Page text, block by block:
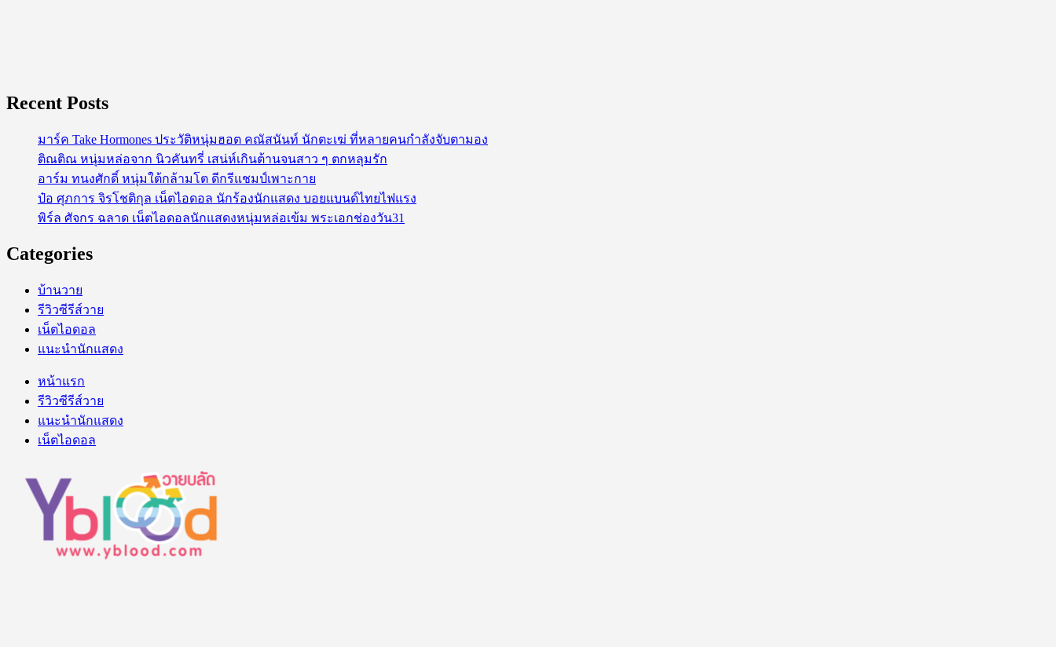
Recent Posts
มาร์ค Take Hormones ประวัติหนุ่มฮอต คณัสนันท์ นักตะเฆ่ ที่หลายคนกำลังจับตามอง
ติณติณ หนุ่มหล่อจาก นิวคันทรี่ เสน่ห์เกินต้านจนสาว ๆ ตกหลุมรัก
อาร์ม ทนงศักดิ์ หนุ่มใต้กล้ามโต ดีกรีแชมป์เพาะกาย
ป๋อ ศุภการ จิรโชติกุล เน็ตไอดอล นักร้องนักแสดง บอยแบนด์ไทยไฟแรง
พิร์ล ศัจกร ฉลาด เน็ตไอดอลนักแสดงหนุ่มหล่อเข้ม พระเอกช่องวัน31
Categories
บ้านวาย
รีวิวซีรีส์วาย
เน็ตไอดอล
แนะนำนักแสดง
หน้าแรก
รีวิวซีรีส์วาย
แนะนำนักแสดง
เน็ตไอดอล